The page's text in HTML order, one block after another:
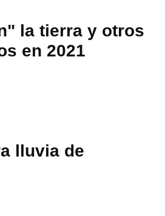
la tierra y otros
en 2021
lluvia de